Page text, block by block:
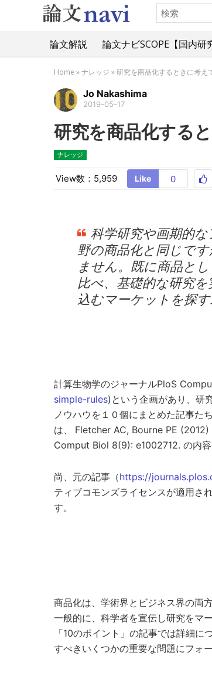
論文解説 論文ナビSCOPE【国内研
Home »ナレッジ »研究を商品化するときに考え
Jo Nakashima
2019-05-17
研究を商品化する
ナレッジ
View数：5,959 Like 0
科学研究や画期的
野の商品化と同じで
ません。既に商品と
比べ、基礎的な研究
込むマーケットを探
計算生物学のジャーナルPloS
simple-rules)という企画があり、研
ノウハウを１０個にまとめた記事た
は、
Fletcher AC, Bourne PE
Comput Biol 8(9): e1002712. の内容
尚、元の記事（https://
ティブコモンズライセンスが適用さ
す。
商品化は、学術界とビジネス界の両
一般的に、科学者を宣伝し研究をマ
「10のポイント」の記事では詳細
すべきいくつかの重要な問題にフォ